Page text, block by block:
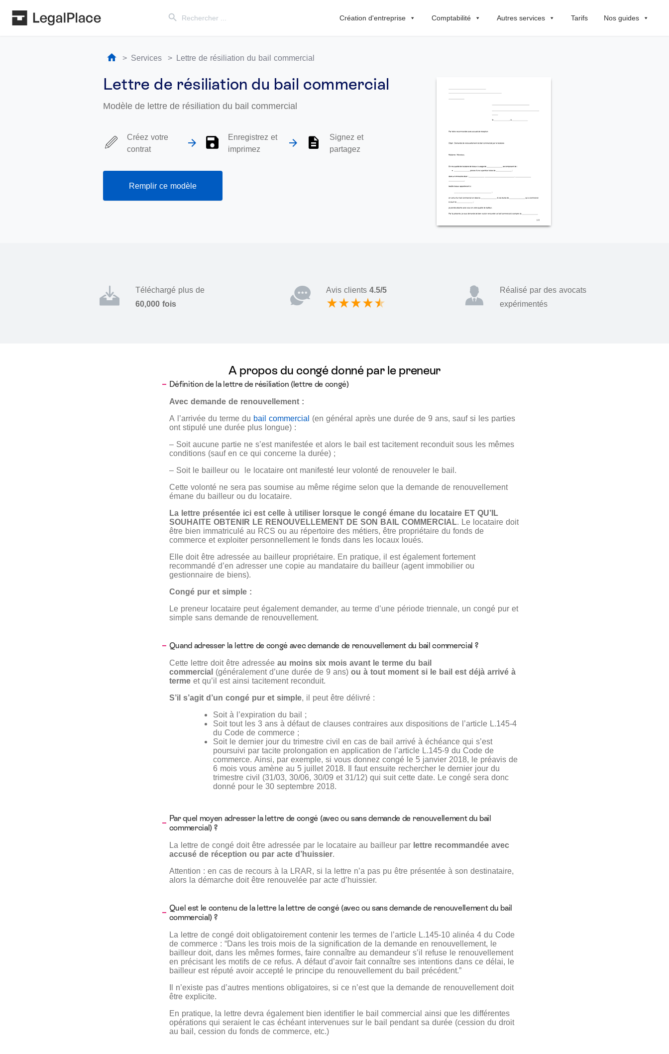
for:
Création d'entreprise Comptabilité Autres services Tarifs Nos guides
Services Lettre de résiliation du bail commercial
Lettre de résiliation du bail commercial
Modèle de lettre de résiliation du bail commercial
Créez votre
contrat
Enregistrez et
imprimez
Signez et
partagez
Remplir ce modèle
Téléchargé plus de
60,000 fois
Avis clients 4.5/5
Réalisé par des avocats
expérimentés
A propos du congé donné par le preneur
Définition de la lettre de résiliation (lettre de congé)
Avec demande de renouvellement :
A l’arrivée du terme du bail commercial (en général après une durée de 9 ans, sauf si les parties
ont stipulé une durée plus longue) :
– Soit aucune partie ne s’est manifestée et alors le bail est tacitement reconduit sous les mêmes
conditions (sauf en ce qui concerne la durée) ;
– Soit le bailleur ou le locataire ont manifesté leur volonté de renouveler le bail.
Cette volonté ne sera pas soumise au même régime selon que la demande de renouvellement
émane du bailleur ou du locataire.
La lettre présentée ici est celle à utiliser lorsque le congé émane du locataire ET QU’IL
SOUHAITE OBTENIR LE RENOUVELLEMENT DE SON BAIL COMMERCIAL. Le locataire doit
être bien immatriculé au RCS ou au répertoire des métiers, être propriétaire du fonds de
commerce et exploiter personnellement le fonds dans les locaux loués.
Elle doit être adressée au bailleur propriétaire. En pratique, il est également fortement
recommandé d’en adresser une copie au mandataire du bailleur (agent immobilier ou
gestionnaire de biens).
Congé pur et simple :
Le preneur locataire peut également demander, au terme d’une période triennale, un congé pur et
simple sans demande de renouvellement.
Quand adresser la lettre de congé avec demande de renouvellement du bail commercial ?
Cette lettre doit être adressée au moins six mois avant le terme du bail
commercial(généralement d’une durée de 9 ans) ou à tout moment si le bail est déjà arrivé à
termeet qu’il est ainsi tacitement reconduit.
S’il s’agit d’un congé pur et simple, il peut être délivré :
Soit à l’expiration du bail ;
Soit tout les 3 ans à défaut de clauses contraires aux dispositions de l’article L.145-4
du Code de commerce ;
Soit le dernier jour du trimestre civil en cas de bail arrivé à échéance qui s’est
poursuivi par tacite prolongation en application de l’article L.145-9 du Code de
commerce. Ainsi, par exemple, si vous donnez congé le 5 janvier 2018, le préavis de
6 mois vous amène au 5 juillet 2018. Il faut ensuite rechercher le dernier jour du
trimestre civil (31/03, 30/06, 30/09 et 31/12) qui suit cette date. Le congé sera donc
donné pour le 30 septembre 2018.
Par quel moyen adresser la lettre de congé (avec ou sans demande de renouvellement du bail
commercial) ?
La lettre de congé doit être adressée par le locataire au bailleur par lettre recommandée avec
accusé de réception ou par acte d’huissier.
Attention : en cas de recours à la LRAR, si la lettre n’a pas pu être présentée à son destinataire,
alors la démarche doit être renouvelée par acte d’huissier.
Quel est le contenu de la lettre la lettre de congé (avec ou sans demande de renouvellement du bail
commercial) ?
La lettre de congé doit obligatoirement contenir les termes de l’article L.145-10 alinéa 4 du Code
de commerce : “Dans les trois mois de la signification de la demande en renouvellement, le
bailleur doit, dans les mêmes formes, faire connaître au demandeur s’il refuse le renouvellement
en précisant les motifs de ce refus. A défaut d’avoir fait connaître ses intentions dans ce délai, le
bailleur est réputé avoir accepté le principe du renouvellement du bail précédent.”
Il n’existe pas d’autres mentions obligatoires, si ce n’est que la demande de renouvellement doit
être explicite.
En pratique, la lettre devra également bien identifier le bail commercial ainsi que les différentes
opérations qui seraient le cas échéant intervenues sur le bail pendant sa durée (cession du droit
au bail, cession du fonds de commerce, etc.)